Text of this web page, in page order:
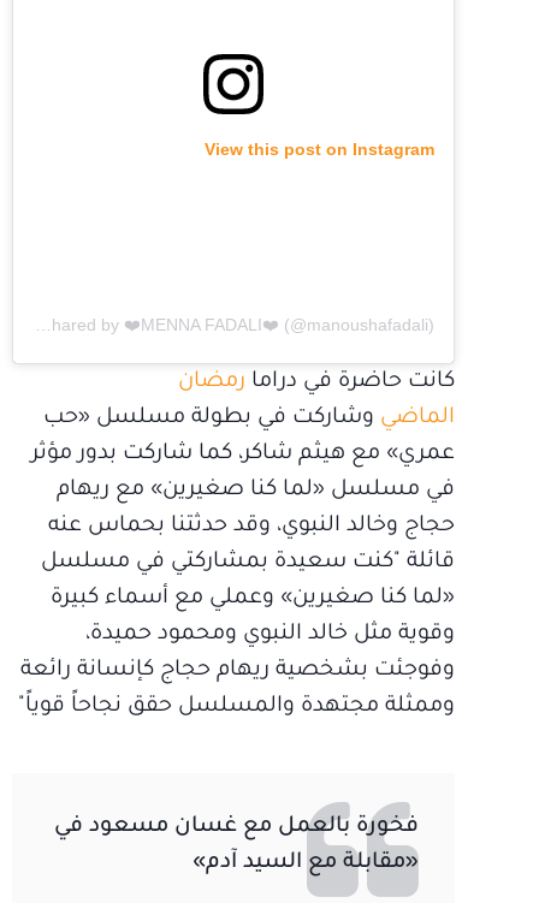
View this post on Instagram
A post shared by ❤️MENNA FADALI❤️ (@manoushafadali)
كانت حاضرة في دراما رمضان
الماضي وشاركت في بطولة مسلسل «حب
عمري» مع هيثم شاكر، كما شاركت بدور مؤثر
في مسلسل «لما كنا صغيرين» مع ريهام
حجاج وخالد النبوي، وقد حدثتنا بحماس عنه
قائلة "كنت سعيدة بمشاركتي في مسلسل
«لما كنا صغيرين» وعملي مع أسماء كبيرة
وقوية مثل خالد النبوي ومحمود حميدة،
وفوجئت بشخصية ريهام حجاج كإنسانة رائعة
وممثلة مجتهدة والمسلسل حقق نجاحاً قوياً"
فخورة بالعمل مع غسان مسعود في
«مقابلة مع السيد آدم»